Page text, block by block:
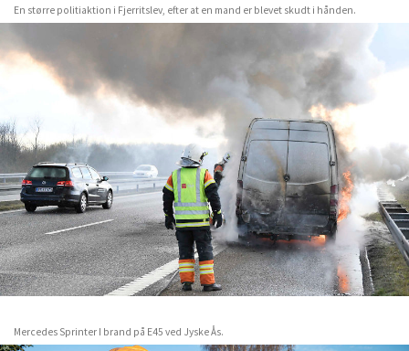
En større politiaktion i Fjerritslev, efter at en mand er blevet skudt i hånden.
Mercedes Sprinter I brand på E45 ved Jyske Ås.